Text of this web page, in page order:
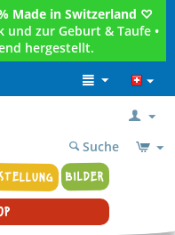
Made in Switzerland ♡
und zur Geburt & Taufe •
hergestellt.
BILDER
Suche